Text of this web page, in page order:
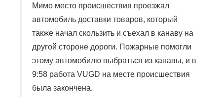
Мимо место происшествия проезжал
автомобиль доставки товаров, который
также начал скользить и съехал в канаву на
другой стороне дороги. Пожарные помогли
этому автомобилю выбраться из канавы, и в
9:58 работа VUGD на месте происшествия
была закончена.